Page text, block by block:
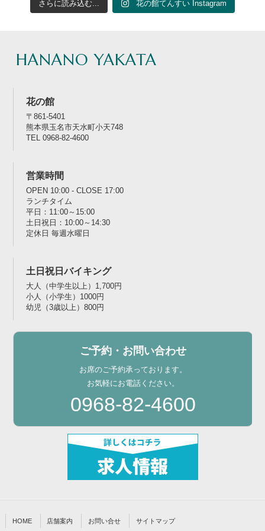
さらに読み込む... 花の館てんすい Instagram
HANANO YAKATA
花の館
〒861-5401
熊本県玉名市天水町小天748
TEL 0968-82-4600
営業時間
OPEN 10:00 - CLOSE 17:00
ランチタイム
平日：11:00～15:00
土日祝日：10:00～14:30
定休日 毎週水曜日
土日祝日バイキング
大人（中学生以上）1,700円
小人（小学生）1000円
幼児（3歳以上）800円
ご予約・お問い合わせ
お席のご予約承っております。
お気軽にお電話ください。
0968-82-4600
HOME 店舗案内 お問い合せ サイトマップ